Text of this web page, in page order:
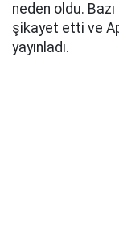
neden oldu.
şikayet etti ve
yayınladı.